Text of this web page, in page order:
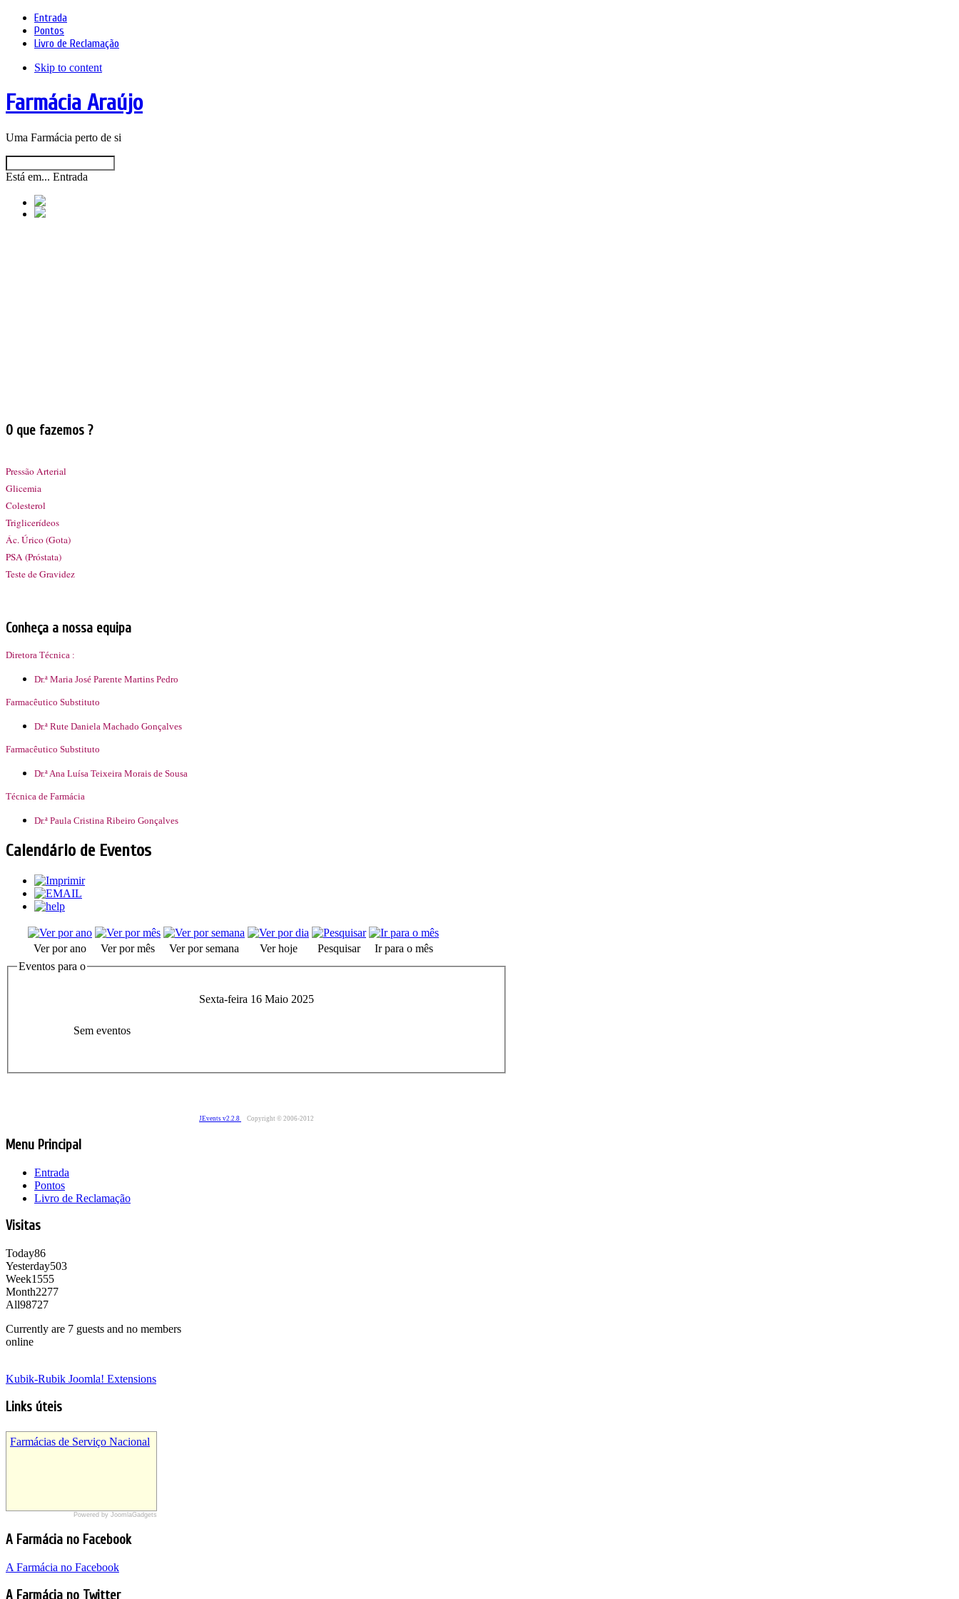
Entrada
Pontos
Livro de Reclamação
Skip to content
Farmácia Araújo
Uma Farmácia perto de si
Está em... Entrada
O que fazemos ?
Pressão Arterial
Glicemia
Colesterol
Triglicerídeos
Ác. Úrico (Gota)
PSA (Próstata)
Teste de Gravidez
Conheça a nossa equipa
Diretora Técnica :
Dr.ª Maria José Parente Martins Pedro
Farmacêutico Substituto
Dr.ª Rute Daniela Machado Gonçalves
Farmacêutico Substituto
Dr.ª Ana Luísa Teixeira Morais de Sousa
Técnica de Farmácia
Dr.ª Paula Cristina Ribeiro Gonçalves
Calendário de Eventos
Ver por ano Ver por mês Ver por semana Ver hoje Pesquisar
Ir para o mês
Eventos para o
Sexta-feira 16 Maio 2025
Sem eventos
JEvents v2.2.8 Copyright © 2006-2012
Menu Principal
Entrada
Pontos
Livro de Reclamação
Visitas
Today86
Yesterday503
Week1555
Month2277
All98727
Currently are 7 guests and no members
online
Kubik-Rubik Joomla! Extensions
Links úteis
Sites Farmácia Araújo
Farmácia Araújo Wordpress
Farmácia Araújo Google Sites
Farmácias de Serviço Nacional
Powered by JoomlaGadgets
A Farmácia no Facebook
A Farmácia no Facebook
A Farmácia no Twitter